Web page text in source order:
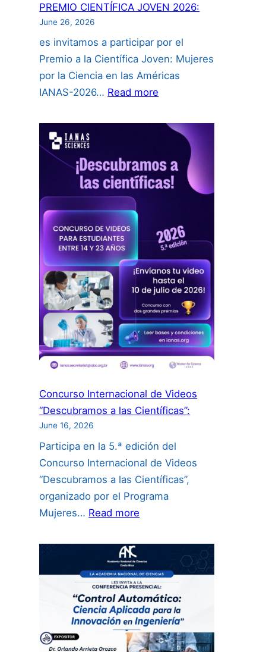
PREMIO CIENTÍFICA JOVEN 2026:
June 26, 2026
es invitamos a participar por el
Premio a la Científica Joven: Mujeres
por la Ciencia en las Américas
IANAS-2026… Read more
CIENTÍFICA
JOVEN
2026:
Concurso Internacional de Videos
“Descubramos a las Científicas”:
June 16, 2026
Participa en la 5.ª edición del
Concurso Internacional de Videos
“Descubramos a las Científicas”,
organizado por el Programa
Mujeres… Read more
Internacional
de
Videos
“Descubramos
a
las
Científicas”: